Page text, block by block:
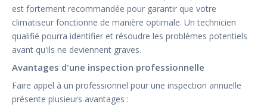
est fortement recommandée pour garantir que votre
climatiseur fonctionne de manière optimale. Un technicien
qualifié pourra identifier et résoudre les problèmes potentiels
avant qu'ils ne deviennent graves.
Avantages d'une inspection professionnelle
Faire appel à un professionnel pour une inspection annuelle
présente plusieurs avantages :